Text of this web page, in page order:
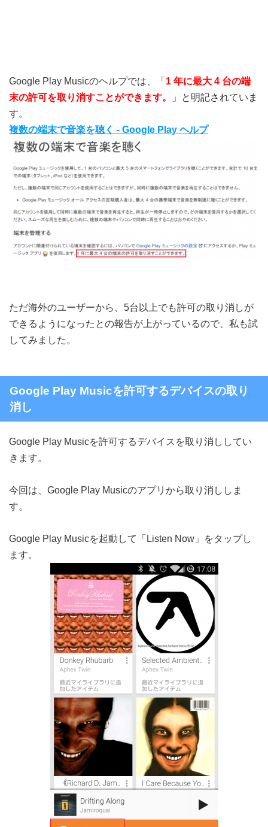
Google Play Musicのヘルプでは、「 1 年に最大 4 台の端
末の許可を取り消すことができます。
」と明記されていま
す。
複数の端末で音楽を聴く - Google Play ヘルプ
ただ海外のユーザーから、5台以上でも許可の取り消しが
できるようになったとの報告が上がっているので、私も試
してみました。
Google Play Musicを許可するデバイスの取り
消し
Google Play Musicを許可するデバイスを取り消ししてい
きます。
今回は、Google Play Musicのアプリから取り消ししま
す。
Google Play Musicを起動して「Listen Now」をタップし
ます。